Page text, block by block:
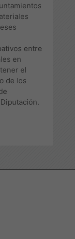
entre
en
el
de los